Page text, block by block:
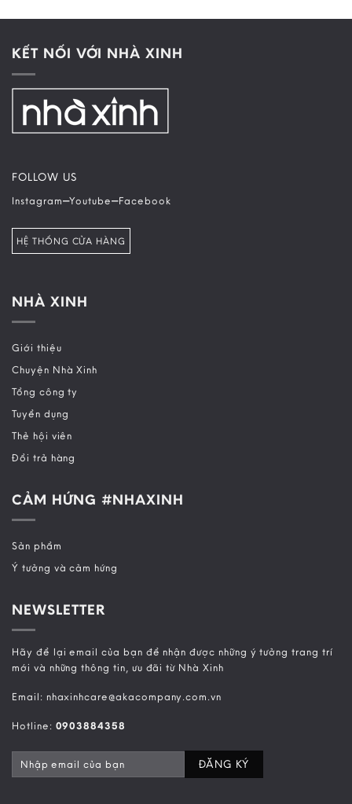
KẾT NỐI VỚI NHÀ XINH
FOLLOW US
Instagram–Youtube–Facebook
HỆ THỐNG CỬA HÀNG
NHÀ XINH
Giới thiệu
Chuyện Nhà Xinh
Tổng công ty
Tuyển dụng
Thẻ hội viên
Đổi trả hàng
CẢM HỨNG #NHAXINH
Sản phẩm
Ý tưởng và cảm hứng
NEWSLETTER
Hãy để lại email của bạn để nhận được những ý tưởng trang trí
mới và những thông tin, ưu đãi từ Nhà Xinh
Email: nhaxinhcare@akacompany.com.vn
Hotline: 0903884358